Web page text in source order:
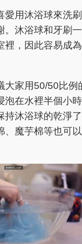
愛用沐浴球來洗
。沐浴球和牙刷
裡，因此容易成
大家用50/50比例
泡在水裡半個小
持沐浴球的乾淨
、魔芋棉等也可